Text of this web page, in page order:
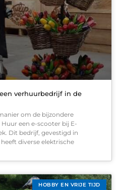
verhuurbedrijf in de
om de bijzondere
een e-scooter bij E-
Dit bedrijf, gevestigd in
diverse elektrische
HOBBY EN VRIJE TIJD